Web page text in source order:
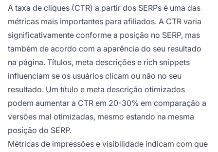
A taxa de cliques (CTR) a partir dos SERPs é uma das
métricas mais importantes para afiliados. A CTR varia
significativamente conforme a posição no SERP, mas
também de acordo com a aparência do seu resultado
na página. Títulos, meta descrições e rich snippets
influenciam se os usuários clicam ou não no seu
resultado. Um título e meta descrição otimizados
podem aumentar a CTR em 20-30% em comparação a
versões mal otimizadas, mesmo estando na mesma
posição do SERP.
Métricas de impressões e visibilidade indicam com que